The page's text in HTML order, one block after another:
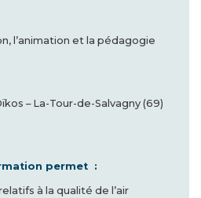
l’animation et la pédagogie
– La-Tour-de-Salvagny (69)
permet :
à la qualité de l’air